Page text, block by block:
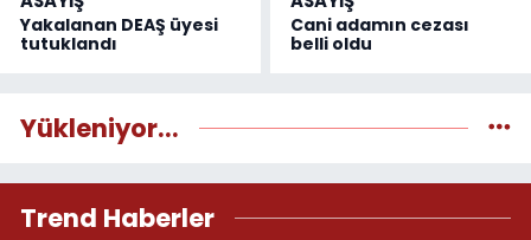
Yakalanan DEAŞ üyesi
tutuklandı
Cani adamın cezası
belli oldu
Yükleniyor...
Trend Haberler